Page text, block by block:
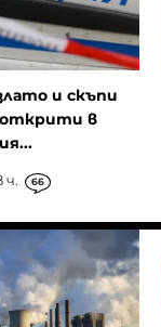
и скъпи
открити в
ч. 66